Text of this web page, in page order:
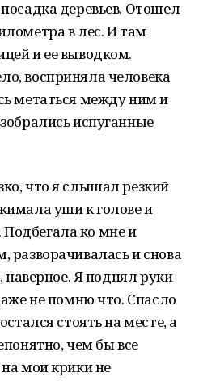
деревьев. Отошел
в лес. И там
и ее выводком.
восприняла человека
метаться между ним и
испуганные
что я слышал резкий
уши к голове и
ко мне и
разворачивалась и снова
наверное. Я поднял руки
не помню что. Спасло
стоять на месте, а
чем бы все
мои крики не